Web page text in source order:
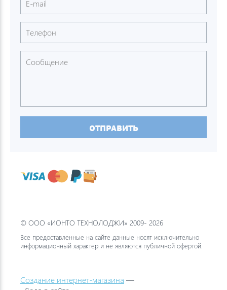
ОТПРАВИТЬ
© ООО «ИОНТО ТЕХНОЛОДЖИ» 2009- 2026
Все предоставленные на сайте данные носят исключительно
информационный характер и не являются публичной офертой.
Создание интернет-магазина —